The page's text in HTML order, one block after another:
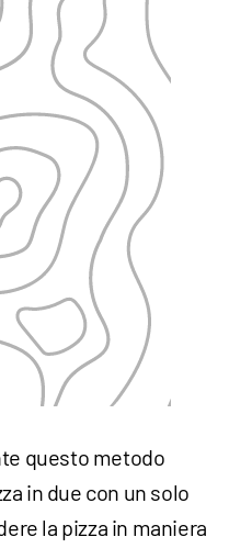
questo metodo
in due con un solo
la pizza in maniera